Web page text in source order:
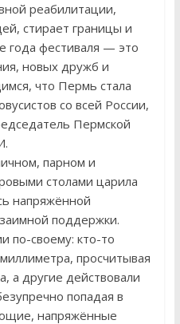
реабилитации,
стирает границы и
года фестиваля — это
новых дружб и
что Пермь стала
со всей России,
Пермской
парном и
столами царила
напряжённой
поддержки.
по-своему: кто-то
просчитывая
а другие действовали
попадая в
напряжённые